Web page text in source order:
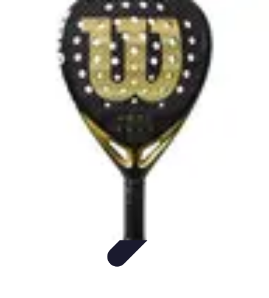
Formación en Español
Consejos y EstrategiasConsejos de AprendizajeMétodos de
Educación OnlineAprendizaje de Idiomas
Formación en Español